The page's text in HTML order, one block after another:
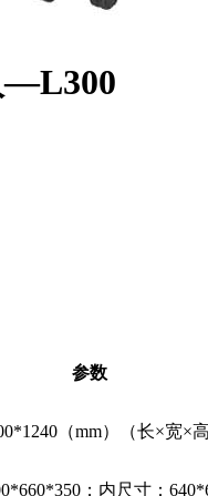
—L300
参数
（mm）（长×宽×高
；内尺寸：